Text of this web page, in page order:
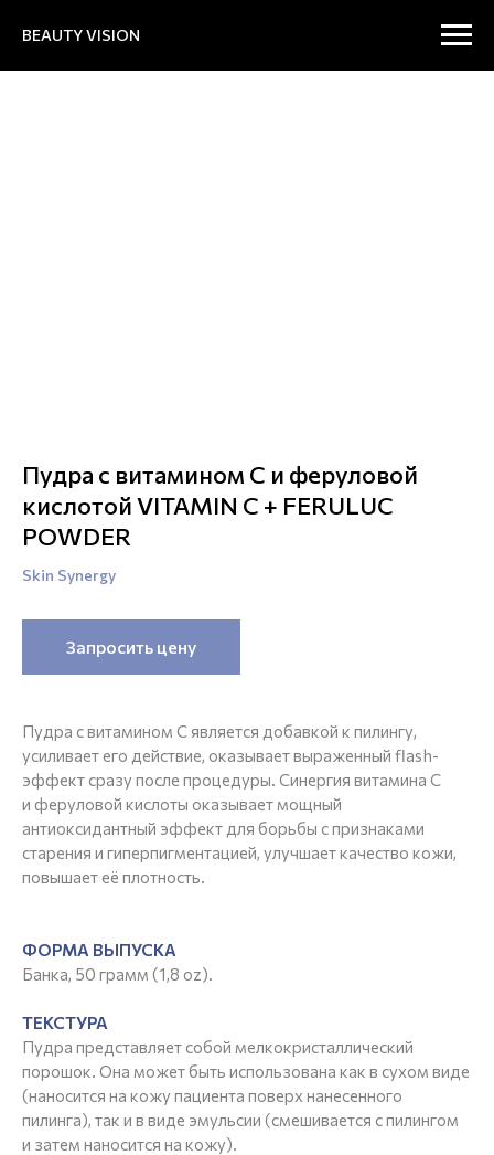
BEAUTY VISION
Пудра с витамином С и феруловой
кислотой VITAMIN C + FERULUC
POWDER
Skin Synergy
Запросить цену
Пудра с витамином С является добавкой к пилингу,
усиливает его действие, оказывает выраженный flash-
эффект сразу после процедуры. Синергия витамина С
и феруловой кислоты оказывает мощный
антиоксидантный эффект для борьбы с признаками
старения и гиперпигментацией, улучшает качество кожи,
повышает её плотность.
ФОРМА ВЫПУСКА
Банка, 50 грамм (1,8 oz).
ТЕКСТУРА
Пудра представляет собой мелкокристаллический
порошок. Она может быть использована как в сухом виде
(наносится на кожу пациента поверх нанесенного
пилинга), так и в виде эмульсии (смешивается с пилингом
и затем наносится на кожу).